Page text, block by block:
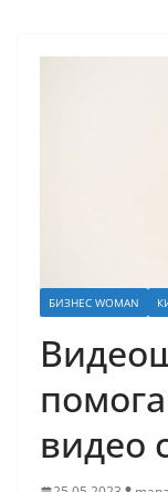
БИЗНЕС WOMAN
видео